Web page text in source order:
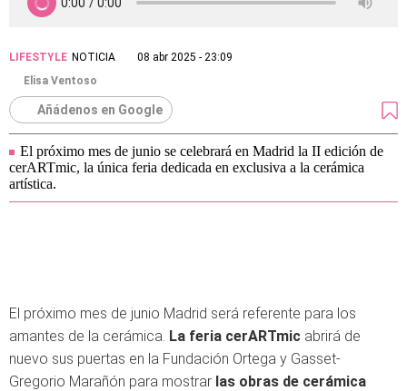
LIFESTYLE NOTICIA
08 abr 2025 - 23:09
Elisa Ventoso
Añádenos en Google
El próximo mes de junio se celebrará en Madrid la II edición de
cerARTmic, la única feria dedicada en exclusiva a la cerámica
artística.
El próximo mes de junio Madrid será referente para los
amantes de la cerámica. La feria cerARTmic abrirá de
nuevo sus puertas en la Fundación Ortega y Gasset-
Gregorio Marañón para mostrar las obras de cerámica